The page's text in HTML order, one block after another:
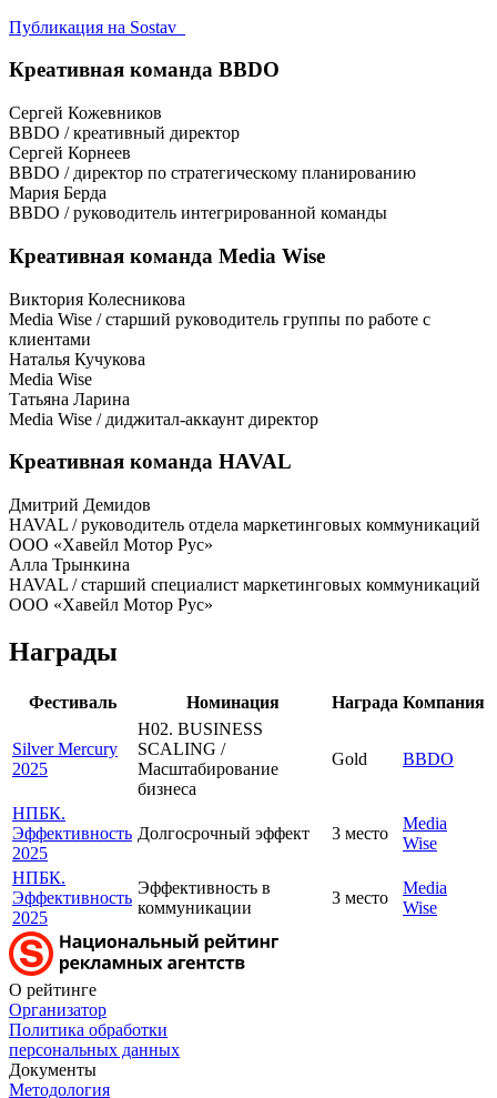
Публикация на Sostav
Креативная команда BBDO
Сергей Кожевников
BBDO / креативный директор
Сергей Корнеев
BBDO / директор по стратегическому планированию
Мария Берда
BBDO / pуководитель интегрированной команды
Креативная команда Media Wise
Виктория Колесникова
Media Wise / cтарший руководитель группы по работе с
клиентами
Наталья Кучукова
Media Wise
Татьяна Ларина
Media Wise / диджитал-аккаунт директор
Креативная команда HAVAL
Дмитрий Демидов
HAVAL / руководитель отдела маркетинговых коммуникаций
ООО «Хавейл Мотор Рус»
Aлла Трынкина
HAVAL / старший специалист маркетинговых коммуникаций
ООО «Хавейл Мотор Рус»
Награды
Фестиваль Номинация Награда Компания
Silver Mercury
2025
H02. BUSINESS
SCALING /
Масштабирование
бизнеса
Gold BBDO
НПБК.
Эффективность
2025
Долгосрочный эффект 3 место
Media
Wise
НПБК.
Эффективность
2025
Эффективность в
коммуникации
3 место
Media
Wise
О рейтинге
Организатор
Политика обработки
персональных данных
Документы
Методология